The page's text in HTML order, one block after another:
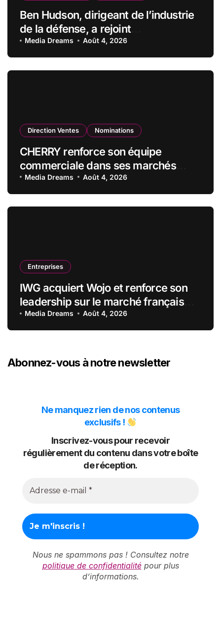
Ben Hudson, dirigeant de l’industrie
de la défense, a rejoint
CZECHOSLOVAK GROUP (CSG) en
qualité de vice-président du conseil
d’administration
Media Dreams Août 4, 2026
Direction Ventes Nominations
CHERRY renforce son équipe
commerciale dans ses marchés
stratégiques
Media Dreams Août 4, 2026
Entreprises
IWG acquiert Wojo et renforce son
leadership sur le marché français
des espaces de travail flexibles
Media Dreams Août 4, 2026
Abonnez-vous à notre newsletter
Ne manquez rien de nos contenus
exclusifs !
Inscrivez-vous pour recevoir
régulièrement du contenu dans votre boîte
de réception.
Nous ne spammons pas ! Consultez notre
politique de confidentialitépour plus
d’informations.